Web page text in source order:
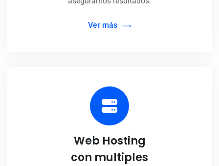
Ver más
Web Hosting
con multiples